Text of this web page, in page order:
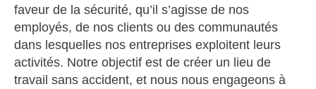
faveur de la sécurité, qu’il s’agisse de nos
employés, de nos clients ou des communautés
dans lesquelles nos entreprises exploitent leurs
activités. Notre objectif est de créer un lieu de
travail sans accident, et nous nous engageons à